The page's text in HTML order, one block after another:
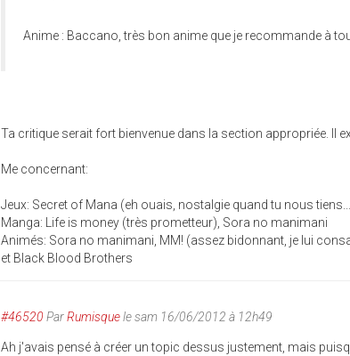
Anime : Baccano, très bon anime que je recommande à
Ta critique serait fort bienvenue dans la section appropriée. Il
Me concernant:
Jeux: Secret of Mana (eh ouais, nostalgie quand tu nous
Manga: Life is money (très prometteur), Sora no manimani
Animés: Sora no manimani, MM! (assez bidonnant, je lui
et Black Blood Brothers
#46520 ParRumisquele sam 16/06/2012 à 12h49
Ah j'avais pensé à créer un topic dessus justement, mais